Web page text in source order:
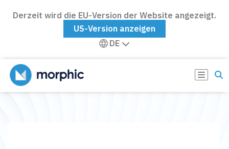
Derzeit wird die EU-Version der Website angezeigt.
US-Version anzeigen
DE